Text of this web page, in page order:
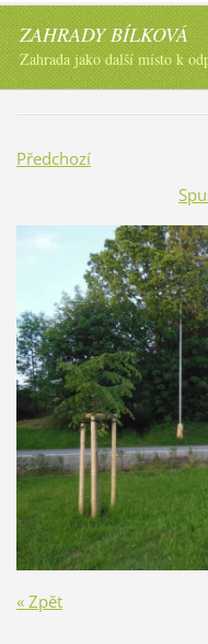
ZAHRADY BÍLKOVÁ
Zahrada jako další místo k
Předchozí
« Zpět